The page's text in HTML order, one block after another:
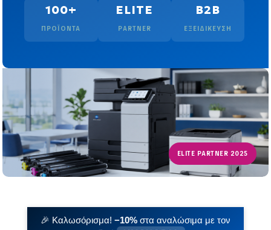
100+
ΠΡΟΪΌΝΤΑ
ELITE
PARTNER
B2B
ΕΞΕΙΔΊΚΕΥΣΗ
ELITE PARTNER 2025
🎉 Καλωσόρισμα! −10%στα αναλώσιμα με τον